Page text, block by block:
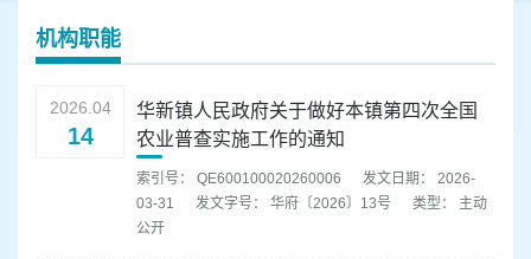
机构职能
2026.04
14
华新镇人民政府关于做好本镇第四次全国
农业普查实施工作的通知
索引号： QE600100020260006
发文日期： 2026-
03-31
发文字号： 华府〔2026〕13号
类型： 主动
公开